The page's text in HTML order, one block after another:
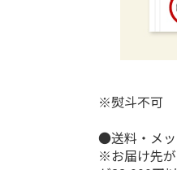
※熨斗不可
●送料・メ
※お届け先